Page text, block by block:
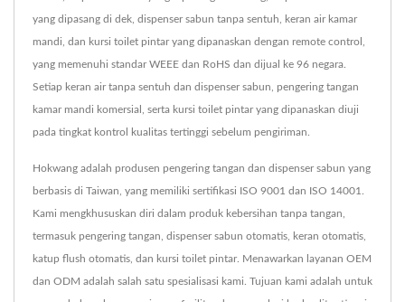
yang dipasang di dek, dispenser sabun tanpa sentuh, keran air kamar
mandi, dan kursi toilet pintar yang dipanaskan dengan remote control,
yang memenuhi standar WEEE dan RoHS dan dijual ke 96 negara.
Setiap keran air tanpa sentuh dan dispenser sabun, pengering tangan
kamar mandi komersial, serta kursi toilet pintar yang dipanaskan diuji
pada tingkat kontrol kualitas tertinggi sebelum pengiriman.
Hokwang adalah produsen pengering tangan dan dispenser sabun yang
berbasis di Taiwan, yang memiliki sertifikasi ISO 9001 dan ISO 14001.
Kami mengkhususkan diri dalam produk kebersihan tanpa tangan,
termasuk pengering tangan, dispenser sabun otomatis, keran otomatis,
katup flush otomatis, dan kursi toilet pintar. Menawarkan layanan OEM
dan ODM adalah salah satu spesialisasi kami. Tujuan kami adalah untuk